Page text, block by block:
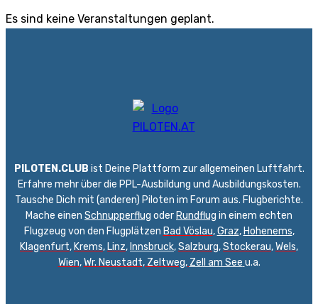
Es sind keine Veranstaltungen geplant.
PILOTEN.CLUB ist Deine Plattform zur allgemeinen Luftfahrt.
Erfahre mehr über die PPL-Ausbildung und Ausbildungskosten.
Tausche Dich mit (anderen) Piloten im Forum aus. Flugberichte.
Mache einen Schnupperflug oder Rundflug in einem echten
Flugzeug von den Flugplätzen Bad Vöslau,Graz, Hohenems,
Klagenfurt, Krems, Linz, Innsbruck,Salzburg,Stockerau,Wels,
Wien,Wr. Neustadt, Zeltweg, Zell am See u.a.